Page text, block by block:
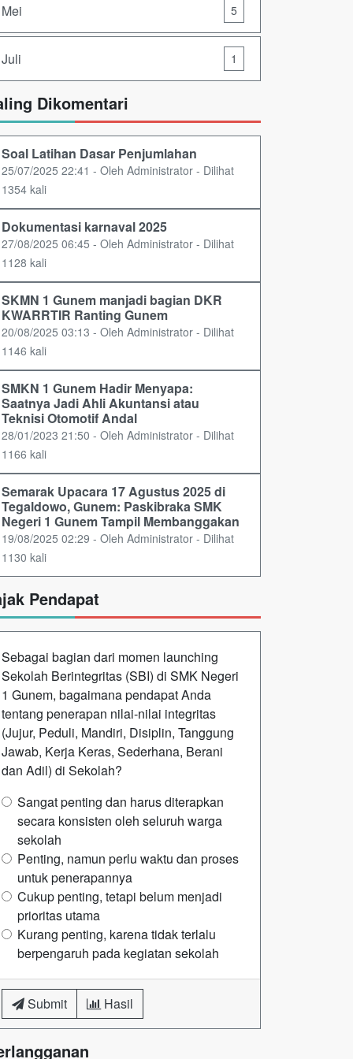
Mei 5
Juli 1
Dikomentari
Soal Latihan Dasar Penjumlahan
25/07/2025 22:41 - Oleh Administrator - Dilihat
1354 kali
Dokumentasi karnaval 2025
27/08/2025 06:45 - Oleh Administrator - Dilihat
1128 kali
SKMN 1 Gunem manjadi bagian DKR
KWARRTIR Ranting Gunem
20/08/2025 03:13 - Oleh Administrator - Dilihat
1146 kali
SMKN 1 Gunem Hadir Menyapa:
Saatnya Jadi Ahli Akuntansi atau
Teknisi Otomotif Andal
28/01/2023 21:50 - Oleh Administrator - Dilihat
1166 kali
Semarak Upacara 17 Agustus 2025 di
Tegaldowo, Gunem: Paskibraka SMK
Negeri 1 Gunem Tampil Membanggakan
19/08/2025 02:29 - Oleh Administrator - Dilihat
1130 kali
Pendapat
Sebagai bagian dari momen launching
Sekolah Berintegritas (SBI) di SMK Negeri
1 Gunem, bagaimana pendapat Anda
tentang penerapan nilai-nilai integritas
(Jujur, Peduli, Mandiri, Disiplin, Tanggung
Jawab, Kerja Keras, Sederhana, Berani
dan Adil) di Sekolah?
Sangat penting dan harus diterapkan
secara konsisten oleh seluruh warga
sekolah
Penting, namun perlu waktu dan proses
untuk penerapannya
Cukup penting, tetapi belum menjadi
prioritas utama
Kurang penting, karena tidak terlalu
berpengaruh pada kegiatan sekolah
Submit Hasil